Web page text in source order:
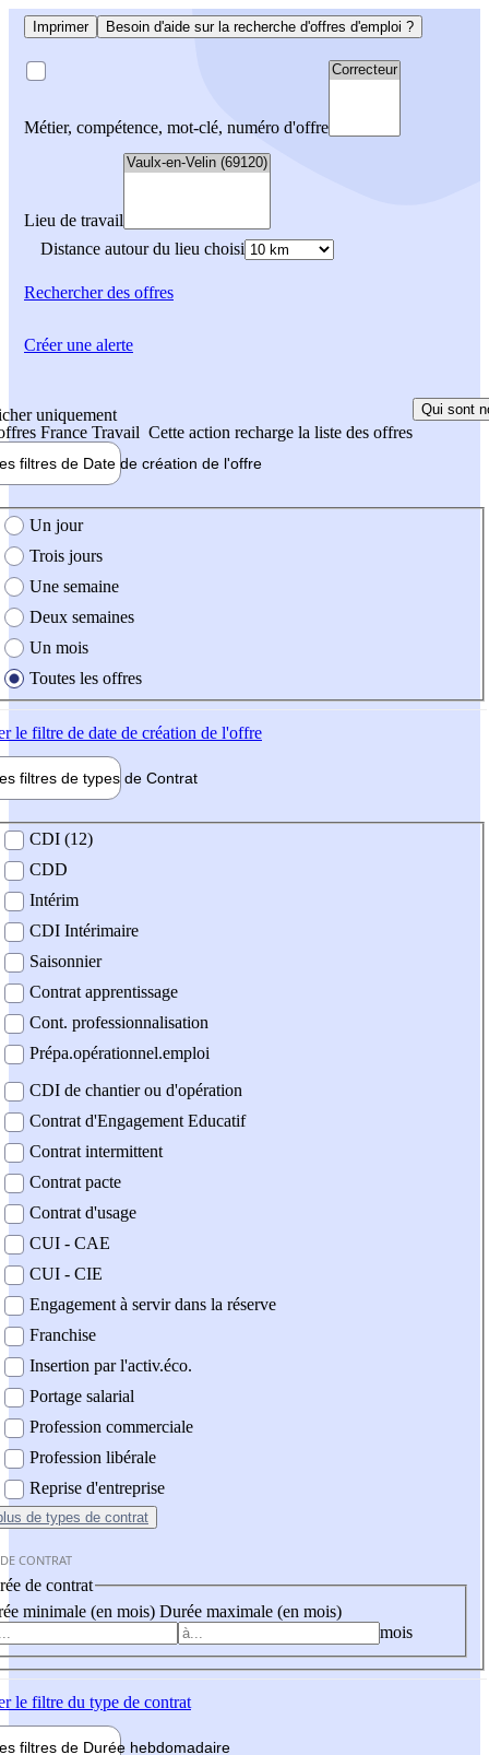
Imprimer Besoin d'aide sur la recherche d'offres d'emploi ?
Métier, compétence, mot-clé, numéro d'offre
Lieu de travail
Distance autour du lieu choisi
Rechercherdes offres
uniquement
France Travail Cette action recharge la liste des offres
Qui sont
filtres de Date de création de l'offre
création de l'offre
Un jour
Trois jours
Une semaine
Deux semaines
Un mois
Toutes les offres
le filtre de date de création de l'offre
filtres de types de Contrat
contrat
CDI (12)
CDD
Intérim
CDI Intérimaire
Saisonnier
Contrat apprentissage
Cont. professionnalisation
Prépa.opérationnel.emploi
CDI de chantier ou d'opération
Contrat d'Engagement Educatif
Contrat intermittent
Contrat pacte
Contrat d'usage
CUI - CAE
CUI - CIE
Engagement à servir dans la réserve
Franchise
Insertion par l'activ.éco.
Portage salarial
Profession commerciale
Profession libérale
Reprise d'entreprise
de types de contrat
CONTRAT
de contrat
minimale (en mois) Durée maximale (en mois)
mois
le filtre du type de contrat
filtres de Durée hebdomadaire
Créer une alerte